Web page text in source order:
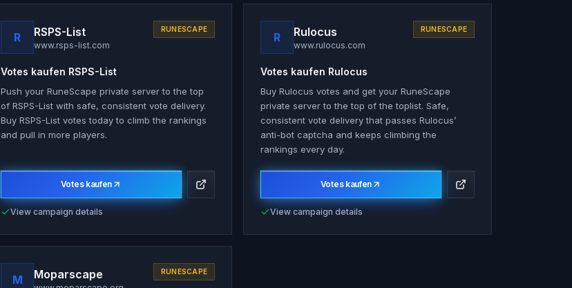
R RSPS-List
www.rsps-list.com
RUNESCAPE
Votes kaufen RSPS-List
Push your RuneScape private server to the top
of RSPS-List with safe, consistent vote delivery.
Buy RSPS-List votes today to climb the rankings
and pull in more players.
Votes kaufen
View campaign details
R Rulocus
www.rulocus.com
RUNESCAPE
Votes kaufen Rulocus
Buy Rulocus votes and get your RuneScape
private server to the top of the toplist. Safe,
consistent vote delivery that passes Rulocus’
anti-bot captcha and keeps climbing the
rankings every day.
Votes kaufen
View campaign details
M Moparscape RUNESCAPE